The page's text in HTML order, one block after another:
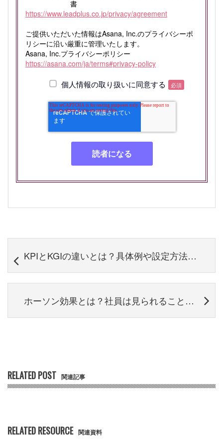
書
https://www.leadplus.co.jp/privacy/agreement
ご提供いただいた情報はAsana, Inc.のプライバシーポ
リシーに沿い厳重に管理いたします。
Asana, Inc.プライバシーポリシー
https://asana.com/ja/terms#privacy-policy
個人情報の取り扱いに同意する 必須
KPIとKGIの違いとは？具体例や設定方法からそのポイントについても解説
ホーソン効果とは？社員は見られることで良い方向へと変わる！
RELATED POST 関連記事
RELATED RESOURCE 関連資料